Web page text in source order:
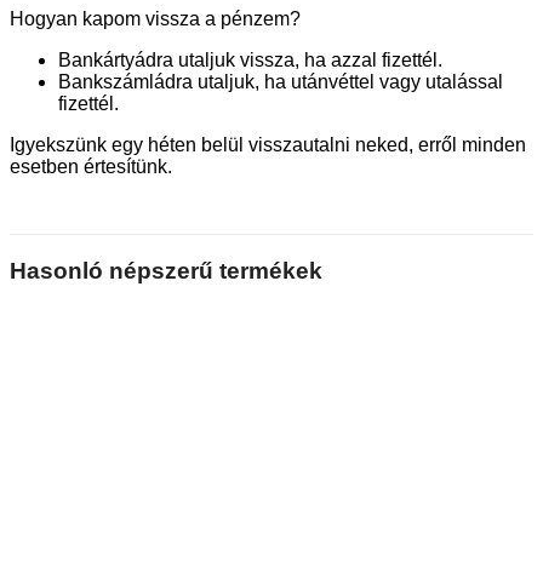
Hogyan kapom vissza a pénzem?
Bankártyádra utaljuk vissza, ha azzal fizettél.
Bankszámládra utaljuk, ha utánvéttel vagy utalással
fizettél.
Igyekszünk egy héten belül visszautalni neked, erről minden
esetben értesítünk.
Hasonló népszerű termékek